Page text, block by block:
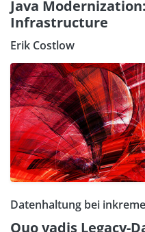
Java
Infrastructure
Erik Costlow
Datenhaltung bei
Quo vadis Legacy-